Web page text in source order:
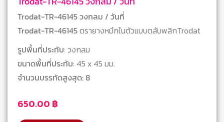
650.00 ฿
Trodat-TR-46145 วงกลม / วันที่
Trodat-TR-46145ตรายางหมึกในตัวแบบตลับพลิกTrodat
รูปพื้นที่ประทับ: วงกลม
ขนาดพื้นที่ประทับ: 45 x 45 มม.
จำนวนบรรทัดสูงสุด: 8